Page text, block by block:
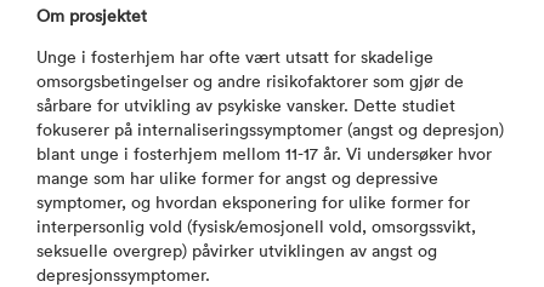
Om prosjektet
Unge i fosterhjem har ofte vært utsatt for skadelige
omsorgsbetingelser og andre risikofaktorer som gjør de
sårbare for utvikling av psykiske vansker. Dette studiet
fokuserer på internaliseringssymptomer (angst og depresjon)
blant unge i fosterhjem mellom 11-17 år. Vi undersøker hvor
mange som har ulike former for angst og depressive
symptomer, og hvordan eksponering for ulike former for
interpersonlig vold (fysisk/emosjonell vold, omsorgssvikt,
seksuelle overgrep) påvirker utviklingen av angst og
depresjonssymptomer.